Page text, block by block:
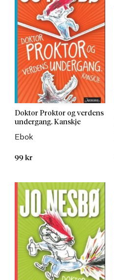
Doktor Proktor og verdens
undergang. Kanskje
Ebok
99 kr